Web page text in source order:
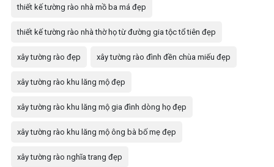
thiết kế tường rào nhà mồ ba má đẹp
thiết kế tường rào nhà thờ họ từ đường gia tộc tổ tiên đẹp
xây tường rào đẹp xây tường rào đình đền chùa miếu đẹp
xây tường rào khu lăng mộ đẹp
xây tường rào khu lăng mộ gia đình dòng họ đẹp
xây tường rào khu lăng mộ ông bà bố mẹ đẹp
xây tường rào nghĩa trang đẹp